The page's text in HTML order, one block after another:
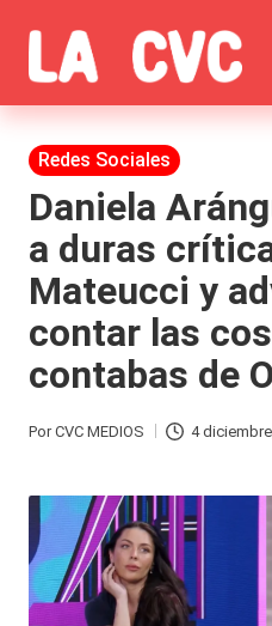
Saltar
al
contenido
C
o
p
u
c
h
a
s
y
ar
á
n
Todas
las
noticias
de
la
farándula,
Realitys,
Tierra
Gran
Hermano
-
Publicada
en
Redes Sociales
Daniela
a duras
Mateucci y
contar las
contabas de
Publicado
PorCVC MEDIOS 4